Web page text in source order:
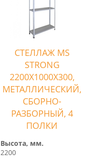
СТЕЛЛАЖ MS
STRONG
2200Х1000Х300,
МЕТАЛЛИЧЕСКИЙ,
СБОРНО-
РАЗБОРНЫЙ, 4
ПОЛКИ
Высота, мм.
2200